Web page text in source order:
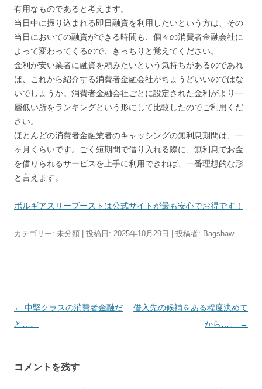
有用なものであると考えます。
当日中に振り込まれる即日融資を利用したいという方は、その
当日においての融資ができる時間も、個々の消費者金融会社に
よって変わってくるので、きっちりと覚えてください。
金利が安い業者に融資を頼みたいという気持ちがあるのであれ
ば、これから紹介する消費者金融会社がちょうどいいのではな
いでしょうか。消費者金融会社ごとに設定された金利がより一
層低い所をランキングという形にして比較したのでご利用くだ
さい。
ほとんどの消費者金融業者のキャッシングの無利息期間は、一
ヶ月くらいです。ごく短期間で借り入れる際に、無利息でお金
を借りられるサービスを上手に利用できれば、一番理想的な形
と言えます。
ボルギアスリーブーストは公式サイトが最も安心でお得です！
カテゴリー: 未分類 | 投稿日: 2025年10月29日 投稿者: Bagshaw
投
稿
ゲ
← 中堅クラスの消費者金融だ
と…。
借入先の候補をある程度決めて
から…。
→
コメントを残す